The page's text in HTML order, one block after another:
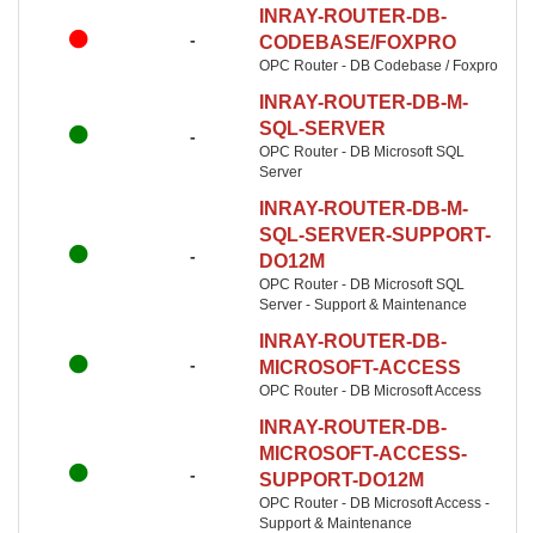
-
INRAY-ROUTER-DB-
CODEBASE/FOXPRO
OPC Router - DB Codebase / Foxpro
-
INRAY-ROUTER-DB-M-
SQL-SERVER
OPC Router - DB Microsoft SQL
Server
-
INRAY-ROUTER-DB-M-
SQL-SERVER-SUPPORT-
DO12M
OPC Router - DB Microsoft SQL
Server - Support & Maintenance
-
INRAY-ROUTER-DB-
MICROSOFT-ACCESS
OPC Router - DB Microsoft Access
-
INRAY-ROUTER-DB-
MICROSOFT-ACCESS-
SUPPORT-DO12M
OPC Router - DB Microsoft Access -
Support & Maintenance